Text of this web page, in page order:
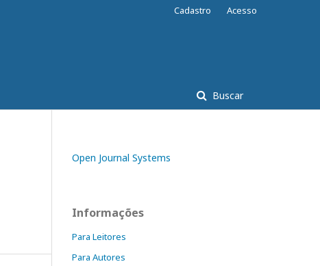
Buscar
Cadastro Acesso
Open Journal Systems
Informações
Para Leitores
Para Autores